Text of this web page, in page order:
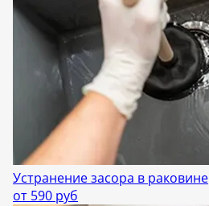
Устранение засора в раковине
от 590 руб